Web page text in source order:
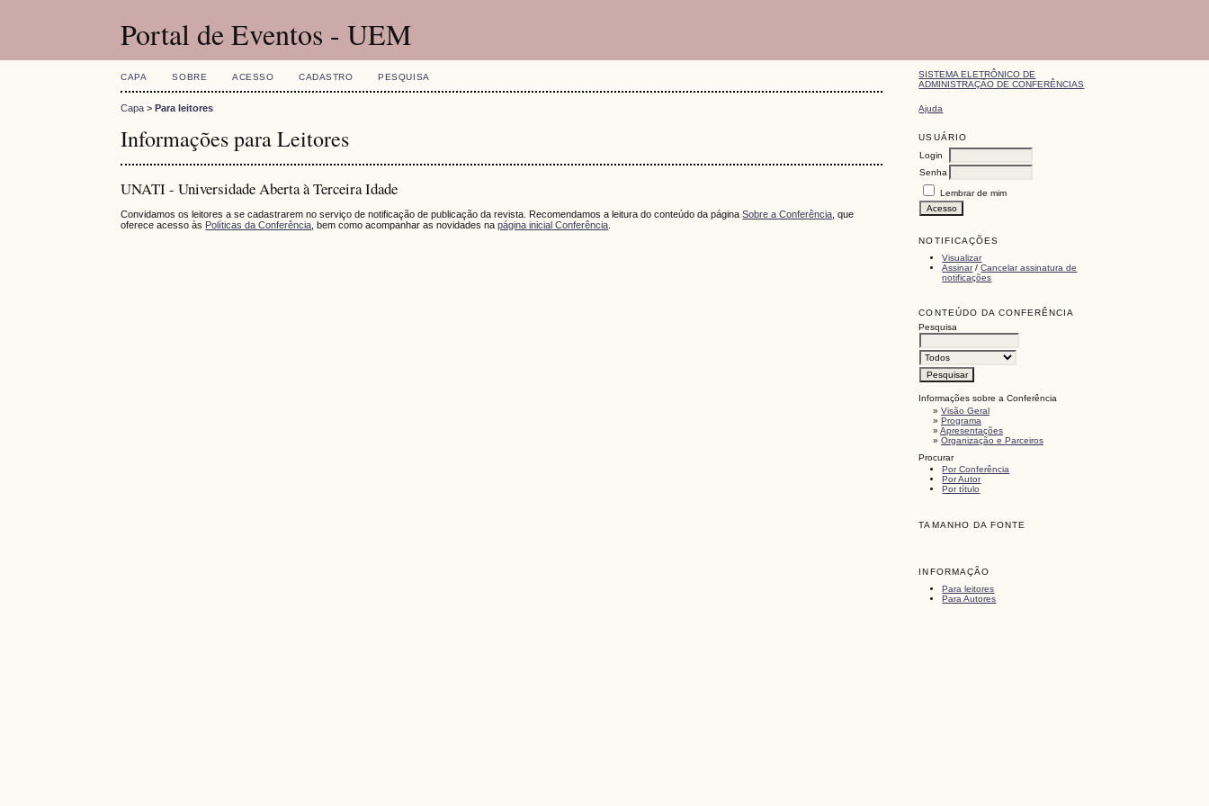
Portal de Eventos - UEM
SISTEMA ELETRÔNICO DE
ADMINISTRAÇÃO DE CONFERÊNCIAS
Ajuda
USUÁRIO
Login
Senha
Lembrar de mim
NOTIFICAÇÕES
Visualizar
Assinar/Cancelar assinatura de
notificações
CONTEÚDO DA CONFERÊNCIA
Pesquisa
Informações sobre a Conferência
»Visão Geral
»Programa
»Apresentações
»Organização e Parceiros
Procurar
Por Conferência
Por Autor
Por título
TAMANHO DA FONTE
INFORMAÇÃO
Para leitores
Para Autores
CAPA SOBRE ACESSO CADASTRO PESQUISA
Capa >Para leitores
Informações para Leitores
UNATI - Universidade Aberta à Terceira Idade
Convidamos os leitores a se cadastrarem no serviço de notificação de publicação da revista. Recomendamos a leitura do conteúdo da páginaSobre a Conferência , que
oferece acesso às Políticas da Conferência , bem como acompanhar as novidades napágina inicial Conferência